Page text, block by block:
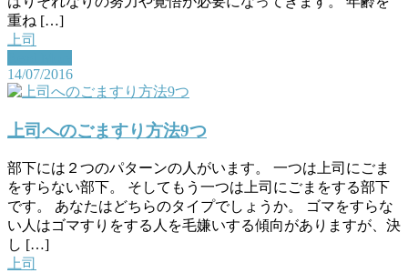
重ね […]
上司
14/07/2016
上司へのごますり方法9つ
部下には２つのパターンの人がいます。 一つは上司にごま
をすらない部下。 そしてもう一つは上司にごまをする部下
です。 あなたはどちらのタイプでしょうか。 ゴマをすらな
い人はゴマすりをする人を毛嫌いする傾向がありますが、決
し […]
上司